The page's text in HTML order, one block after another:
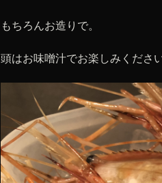
もちろんお造りで。
頭はお味噌汁でお楽しみくださ